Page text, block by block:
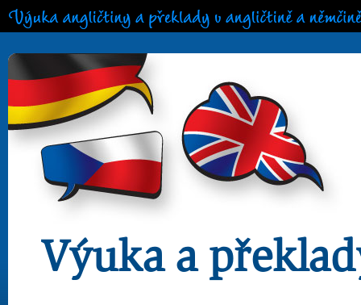
Výuka angličtiny a překlady v angličtině a němčině
Výuka a